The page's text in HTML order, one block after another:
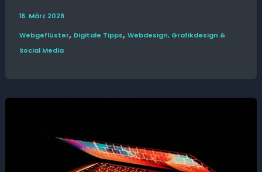
16. März 2026
Web­­geflüster, Digitale Tipps, Webdesign, Grafikdesign &
Social Media